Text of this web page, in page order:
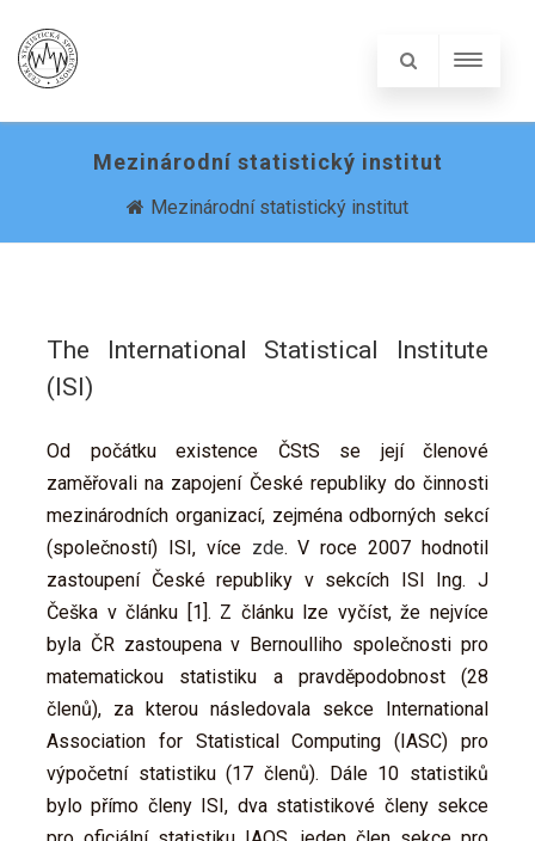
Mezinárodní statistický institut
Mezinárodní statistický institut
The International Statistical Institute
(ISI)
Od počátku existence ČStS se její členové
zaměřovali na zapojení České republiky do činnosti
mezinárodních organizací, zejména odborných sekcí
(společností) ISI, více zde. V roce 2007 hodnotil
zastoupení České republiky v sekcích ISI Ing. J
Češka v článku [1]. Z článku lze vyčíst, že nejvíce
byla ČR zastoupena v Bernoulliho společnosti pro
matematickou statistiku a pravděpodobnost (28
členů), za kterou následovala sekce International
Association for Statistical Computing (IASC) pro
výpočetní statistiku (17 členů). Dále 10 statistiků
bylo přímo členy ISI, dva statistikové členy sekce